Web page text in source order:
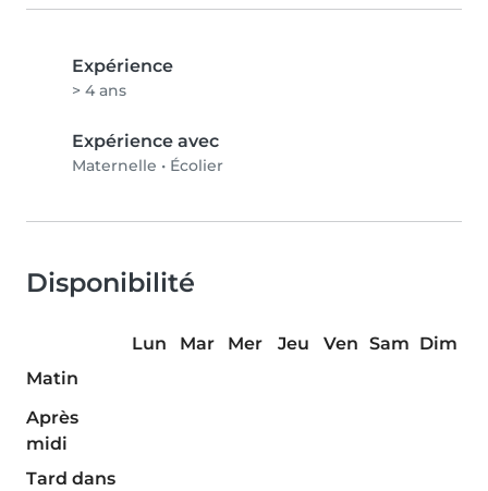
Expérience
> 4 ans
Expérience avec
Maternelle • Écolier
Disponibilité
Lun Mar Mer Jeu Ven Sam Dim
Matin
Après
midi
Tard dans